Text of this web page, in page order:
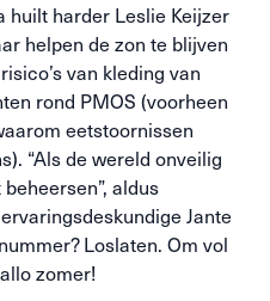
huilt harder Leslie Keijzer
helpen de zon te blijven
van kleding van
rond PMOS (voorheen
eetstoornissen
“Als de wereld onveilig
aldus
Jante
Loslaten. Om vol
zomer!